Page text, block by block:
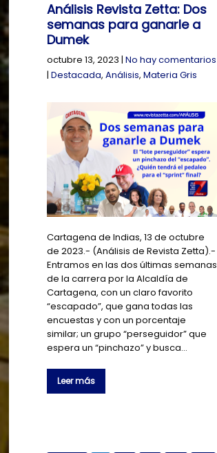
Análisis Revista Zetta: Dos
semanas para ganarle a
Dumek
octubre 13, 2023 |No hay comentarios
|Destacada,Análisis,Materia Gris
Cartagena de Indias, 13 de octubre
de 2023.- (Análisis de Revista Zetta).-
Entramos en las dos últimas semanas
de la carrera por la Alcaldía de
Cartagena, con un claro favorito
“escapado”, que gana todas las
encuestas y con un porcentaje
similar; un grupo “perseguidor” que
espera un “pinchazo” y busca…
Leer más